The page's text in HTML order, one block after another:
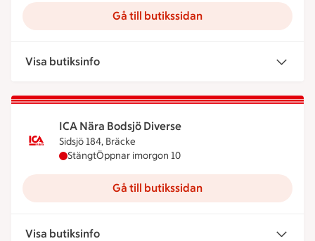
Gå till butikssidan
Visa butiksinfo
ICA Nära Bodsjö Diverse
Sidsjö 184, Bräcke
ICA Nära Bodsjö Diverse har stängt idag, öppnar
StängtÖppnar imorgon 10
Gå till butikssidan
Visa butiksinfo